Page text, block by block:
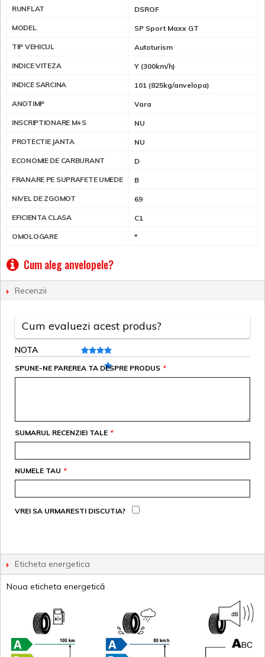
RUNFLAT DSROF
MODEL SP Sport Maxx GT
TIP VEHICUL Autoturism
INDICE VITEZA Y (300km/h)
INDICE SARCINA 101 (825kg/anvelopa)
ANOTIMP Vara
INSCRIPTIONARE M+S NU
PROTECTIE JANTA NU
ECONOMIE DE CARBURANT D
FRANARE PE SUPRAFETE UMEDE B
NIVEL DE ZGOMOT 69
EFICIENTA CLASA C1
OMOLOGARE *
Cum aleg anvelopele?
Recenzii
Cum evaluezi acest produs?
NOTA
*
SPUNE-NE PAREREA TA DESPRE PRODUS
*
SUMARUL RECENZIEI TALE
*
NUMELE TAU
VREI SA URMARESTI DISCUTIA?
Eticheta energetica
Noua eticheta energetică